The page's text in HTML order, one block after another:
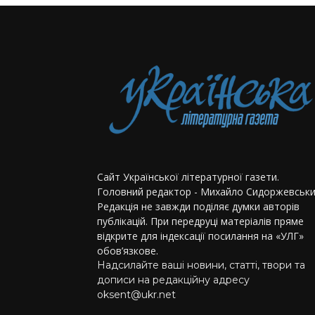
Сайт Української літературної газети.
Головний редактор - Михайло
Редакція не завжди поділяє думки авторів
публікацій. При передруці матеріалів пряме
відкрите для індексації посилання на «УЛГ»
обов’язкове.
Надсилайте ваші новини, статті, твори та
дописи на редакційну адресу
oksent@ukr.net